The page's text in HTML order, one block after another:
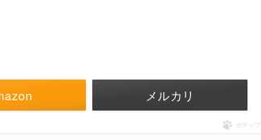
メルカリ
ポチップ